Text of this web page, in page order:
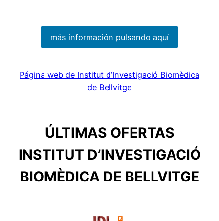
más información pulsando aquí
Página web de Institut d’Investigació Biomèdica
de Bellvitge
ÚLTIMAS OFERTAS
INSTITUT D’INVESTIGACIÓ
BIOMÈDICA DE BELLVITGE